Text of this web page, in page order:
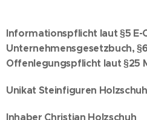
Informationspflicht laut §5 E-
Unternehmensgesetzbuch,
Offenlegungspflicht laut §25
Unikat Steinfiguren Holzschuh
Inhaber Christian Holzschuh